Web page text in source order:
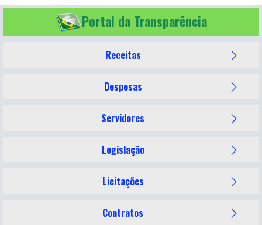
Portal da Transparência
Receitas
Despesas
Servidores
Legislação
Licitações
Contratos